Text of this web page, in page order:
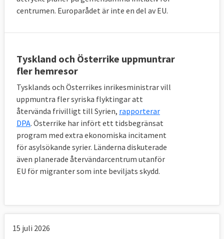
En klar majoritet av medborgarna i EU, över
4. Kan asylsökande omfördelas till andra
EU-länder i dag?
Ja. Mellan oktober 2015 och augusti 2018
omfördelades drygt34 700 asylsökande
från Italien och Grekland till andra
europeiska länder i enlighet med ett tidigare
beslut.
från Grekland och Italien dit många
människor kom under flyktingkrisen.
centrumen. Europarådet är inte en del av EU.
Tyskland och Österrike uppmuntrar
fler hemresor
Tysklands och Österrikes inrikesministrar vill
uppmuntra fler syriska flyktingar att
återvända frivilligt till Syrien, rapporterar
DPA. Österrike har infört ett tidsbegränsat
program med extra ekonomiska incitament
för asylsökande syrier. Länderna diskuterade
även planerade återvändarcentrum utanför
EU för migranter som inte beviljats skydd.
15 juli 2026